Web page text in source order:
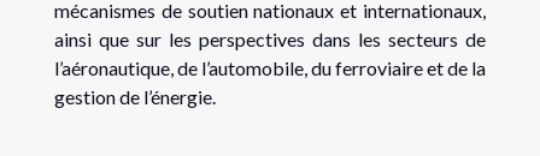
mécanismes de soutien nationaux et internationaux,
ainsi que sur les perspectives dans les secteurs de
l’aéronautique, de l’automobile, du ferroviaire et de la
gestion de l’énergie.